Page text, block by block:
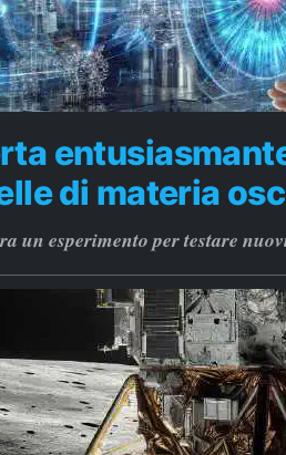
di materia
un esperimento per testare